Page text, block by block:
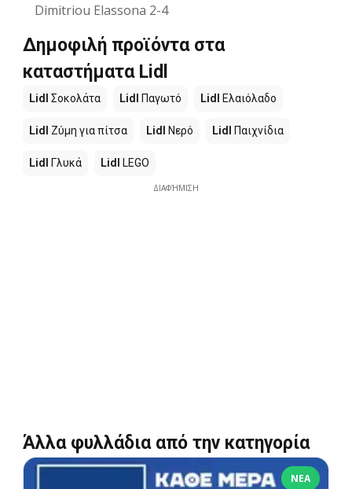
Dimitriou Elassona 2-4
Δημοφιλή προϊόντα στα
καταστήματα Lidl
Lidl Σοκολάτα Lidl Παγωτό Lidl Ελαιόλαδο
Lidl Ζύμη για πίτσα Lidl Νερό Lidl Παιχνίδια
Lidl Γλυκά Lidl LEGO
ΔΙΑΦΉΜΙΣΗ
Άλλα φυλλάδια από την κατηγορία
ΝΈΑ